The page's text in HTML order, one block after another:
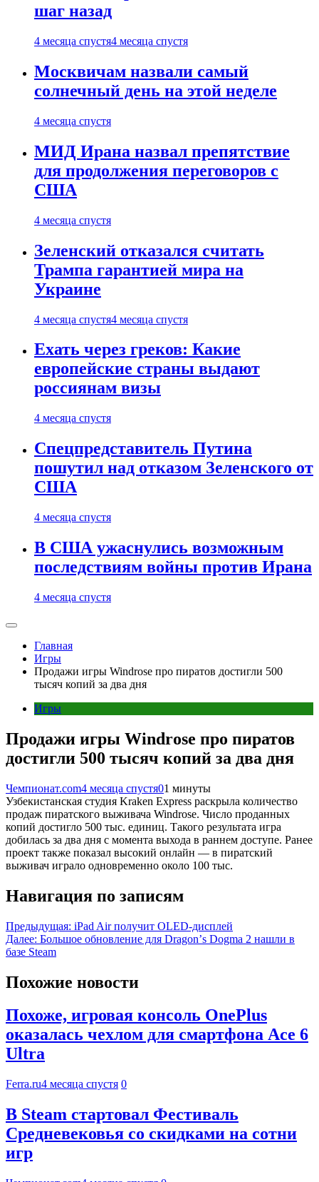
шаг назад
4 месяца спустя4 месяца спустя
Москвичам назвали самый
солнечный день на этой неделе
4 месяца спустя
МИД Ирана назвал препятствие
для продолжения переговоров с
США
4 месяца спустя
Зеленский отказался считать
Трампа гарантией мира на
Украине
4 месяца спустя4 месяца спустя
Ехать через греков: Какие
европейские страны выдают
россиянам визы
4 месяца спустя
Спецпредставитель Путина
пошутил над отказом Зеленского от
США
4 месяца спустя
В США ужаснулись возможным
последствиям войны против Ирана
4 месяца спустя
Главная
Игры
Продажи игры Windrose про пиратов достигли 500
тысяч копий за два дня
Игры
Продажи игры Windrose про пиратов
достигли 500 тысяч копий за два дня
Чемпионат.com4 месяца спустя01 минуты
Узбекистанская студия Kraken Express раскрыла количество
продаж пиратского выживача Windrose. Число проданных
копий достигло 500 тыс. единиц. Такого результата игра
добилась за два дня с момента выхода в раннем доступе. Ранее
проект также показал высокий онлайн — в пиратский
выживач играло одновременно около 100 тыс.
Навигация по записям
Предыдущая: iPad Air получит OLED-дисплей
Далее: Большое обновление для Dragonʼs Dogma 2 нашли в
базе Steam
Похожие новости
Похоже, игровая консоль OnePlus
оказалась чехлом для смартфона Ace 6
Ultra
Ferra.ru4 месяца спустя 0
В Steam стартовал Фестиваль
Средневековья со скидками на сотни
игр